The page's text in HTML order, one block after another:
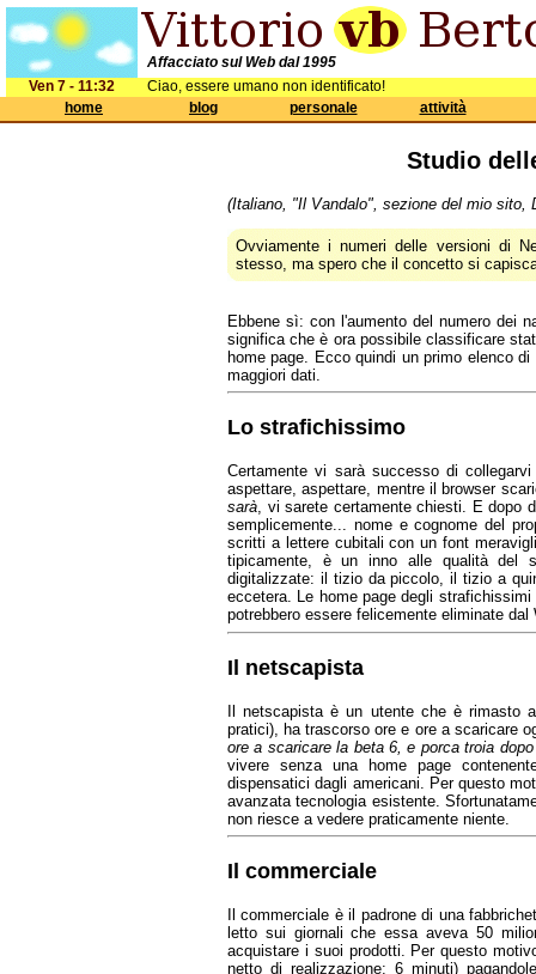
Affacciato sul Web dal 1995
Ven 7 - 11:32
Ciao, essere umano non identificato!
home
blog personale attività
Studio
(Italiano, "Il Vandalo", sezione del mio sito,
Ovviamente i numeri delle versioni di
stesso, ma spero che il concetto si
Ebbene sì: con l'aumento del numero dei
significa che è ora possibile classificare
home page. Ecco quindi un primo elenco
maggiori dati.
Lo strafichissimo
Certamente vi sarà successo di
aspettare, aspettare, mentre il browser
sarà, vi sarete certamente chiesti. E dopo
semplicemente... nome e cognome del
scritti a lettere cubitali con un font
tipicamente, è un inno alle qualità del
digitalizzate: il tizio da piccolo, il tizio a
eccetera. Le home page degli
potrebbero essere felicemente eliminate
Il netscapista
Il netscapista è un utente che è rimasto
pratici), ha trascorso ore e ore a scaricare
ore a scaricare la beta 6, e porca troia
vivere senza una home page
dispensatici dagli americani. Per questo
avanzata tecnologia esistente.
non riesce a vedere praticamente niente.
Il commerciale
Il commerciale è il padrone di una
letto sui giornali che essa aveva 50
acquistare i suoi prodotti. Per questo
netto di realizzazione: 6 minuti)